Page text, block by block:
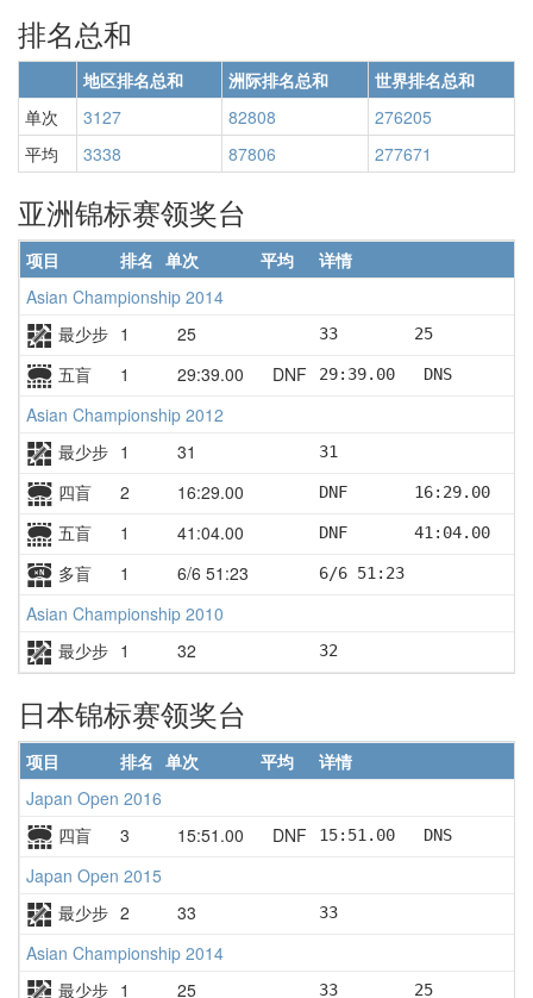
排名总和
地区排名总和 洲际排名总和
世界排名总和
单次
3127 82808
276205
平均
3338 87806 277671
亚洲锦标赛领奖台
项目 排名 单次 平均
详情
Asian Championship 2014
最少步 1 25 33        25
五盲 1 29:39.00 DNF 29:39.00   DNS
Asian Championship 2012
最少步 1 31 31
四盲 2 16:29.00 DNF       16:29.00
五盲 1 41:04.00 DNF       41:04.00
多盲 1 6/6 51:23 6/6 51:23
Asian Championship 2010
最少步 1 32 32
日本锦标赛领奖台
项目 排名 单次 平均
详情
Japan Open 2016
四盲
3 15:51.00 DNF 15:51.00   DNS
Japan Open 2015
最少步 2 33 33
Asian Championship 2014
最少步 1 25 33        25